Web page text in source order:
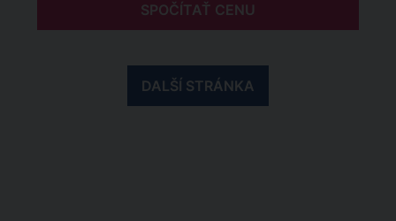
SPOČÍTAŤ CENU
DALŠÍ STRÁNKA